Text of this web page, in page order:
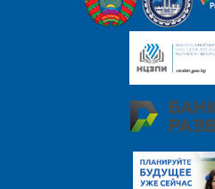
Интересующий
услуга, их
Комментарий *
Я согласен на
обработку